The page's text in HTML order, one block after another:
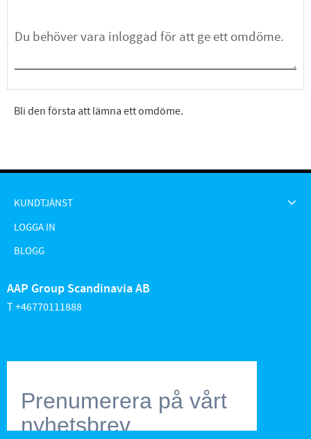
Bli den första att lämna ett omdöme.
KUNDTJÄNST
LOGGA IN
BLOGG
AAP Group Scandinavia AB
T +46770111888